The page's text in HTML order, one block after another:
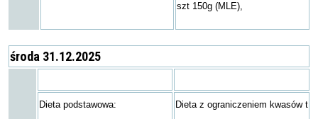
szt 150g (MLE),
środa 31.12.2025
Dieta podstawowa:
Dieta z ograniczeniem kwasów t